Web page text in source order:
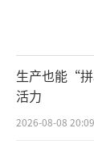
生产也能“
活力
2026-08-08